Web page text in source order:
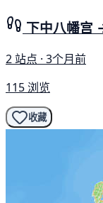
下中八幡宫
2 站点 · 3个月前
115 浏览
收藏